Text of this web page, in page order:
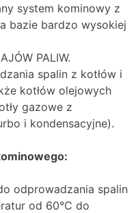
system kominowy z
bazie bardzo wysokiej
PALIW.
spalin z kotłów i
kotłów olejowych
gazowe z
i kondensacyjne).
odprowadzania spalin
od 60°C do